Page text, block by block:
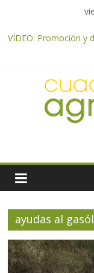
VÍDEO: Promoción y
origen cooperativo
UPA Granada
desplome de la
dejar la uva en el
El Ministerio de
nuevo protocolo de
meteorológicas y la
El Ministerio de
remanentes
ayudas al